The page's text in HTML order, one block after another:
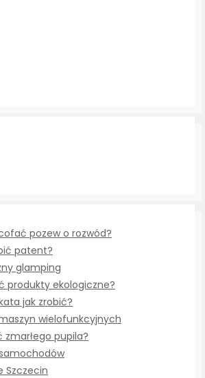
pozew o rozwód?
patent?
glamping
produkty ekologiczne?
jak zrobić?
wielofunkcyjnych
pupila?
Szczecin